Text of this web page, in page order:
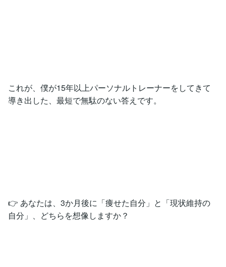
これが、僕が15年以上パーソナルトレーナーをしてきて
導き出した、最短で無駄のない答えです。
👉 あなたは、3か月後に「痩せた自分」と「現状維持の
自分」、どちらを想像しますか？